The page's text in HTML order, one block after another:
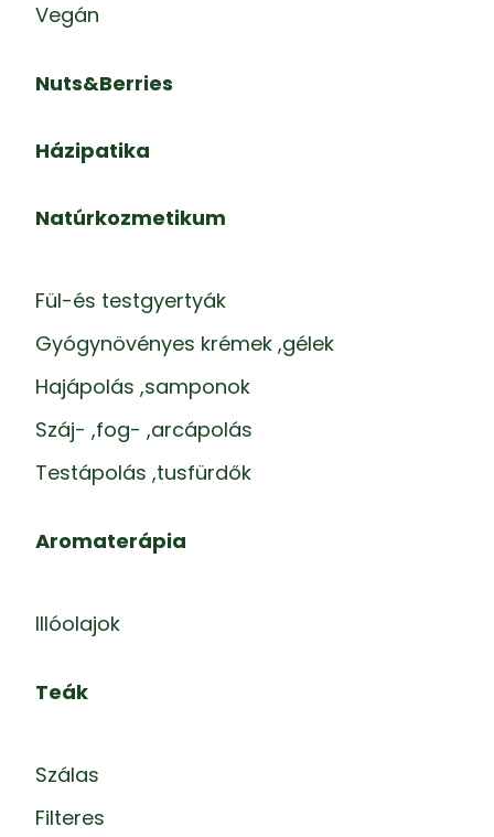
Vegán
Nuts&Berries
Házipatika
Natúrkozmetikum
Fül-és testgyertyák
Gyógynövényes krémek ,gélek
Hajápolás ,samponok
Száj- ,fog- ,arcápolás
Testápolás ,tusfürdők
Aromaterápia
Illóolajok
Teák
Szálas
Filteres